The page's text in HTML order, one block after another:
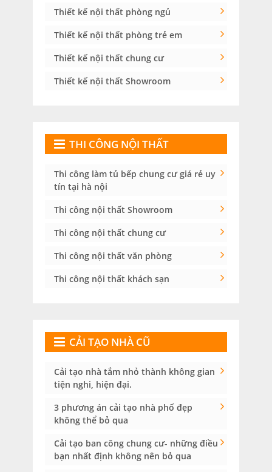
Thiết kế nội thất phòng ngủ
Thiết kế nội thất phòng trẻ em
Thiết kế nội thất chung cư
Thiết kế nội thất Showroom
THI CÔNG NỘI THẤT
Thi công làm tủ bếp chung cư giá rẻ uy
tín tại hà nội
Thi công nội thất Showroom
Thi công nội thất chung cư
Thi công nội thất văn phòng
Thi công nội thất khách sạn
CẢI TẠO NHÀ CŨ
Cải tạo nhà tắm nhỏ thành không gian
tiện nghi, hiện đại.
3 phương án cải tạo nhà phố đẹp
không thể bỏ qua
Cải tạo ban công chung cư- những điều
bạn nhất định không nên bỏ qua